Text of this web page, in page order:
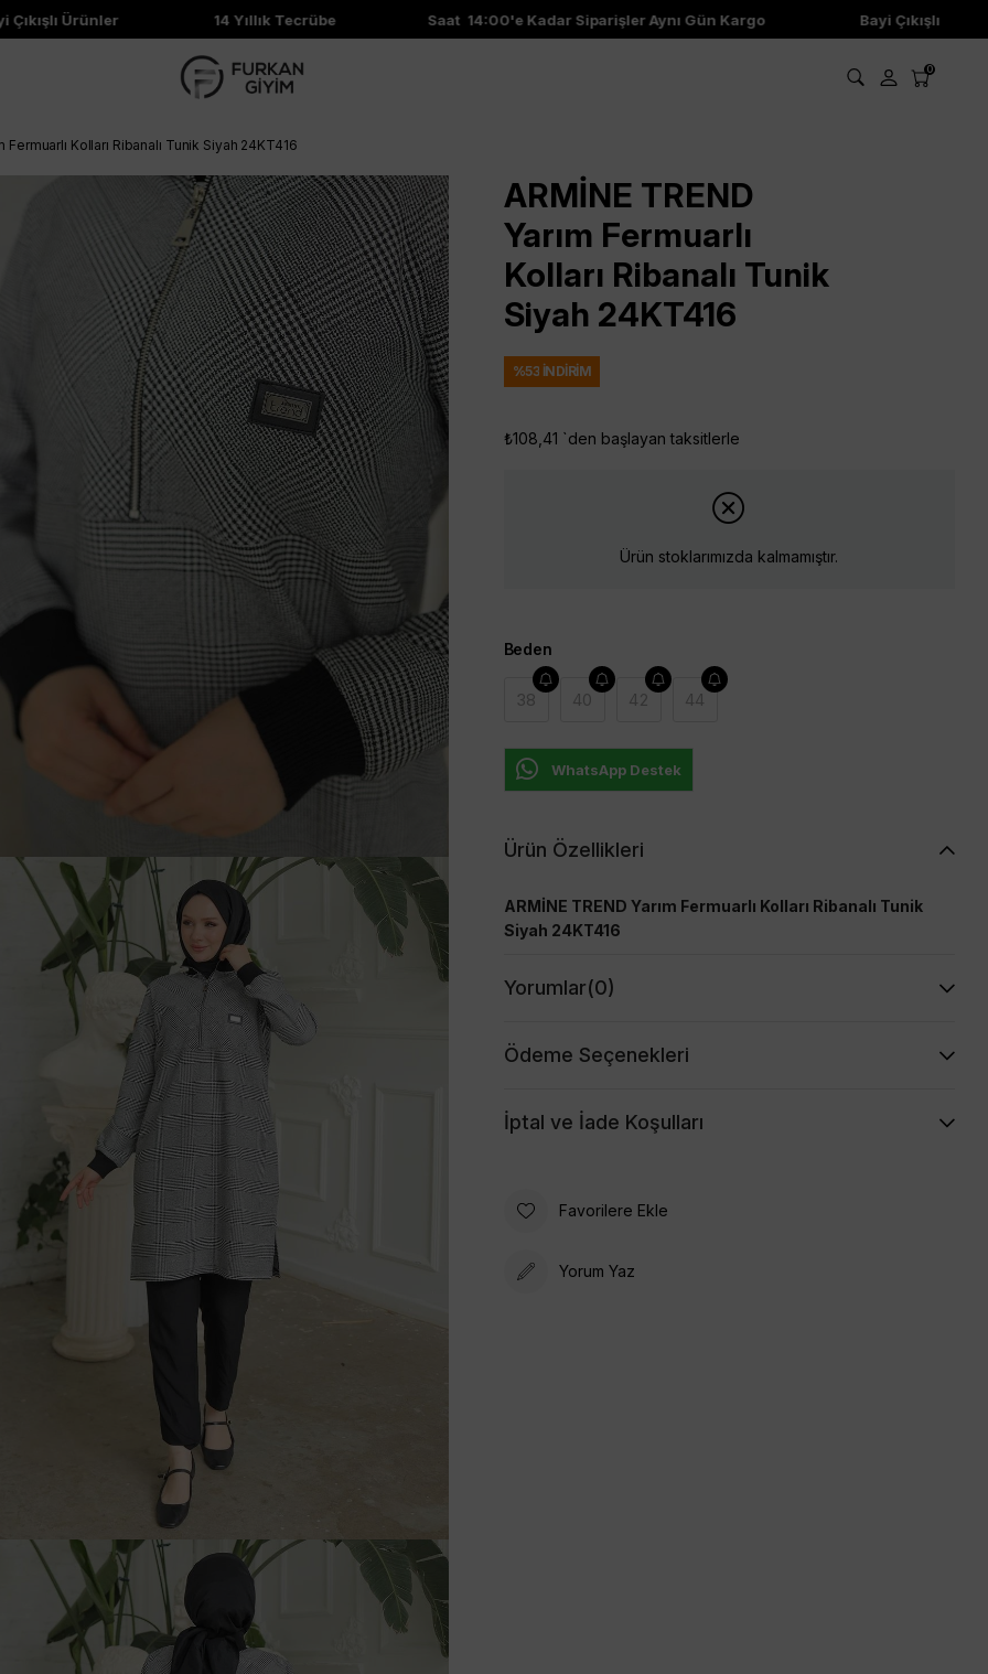
Ürünler 14 Yıllık Tecrübe Saat 14:00'e Kadar Siparişler Aynı Gün Kargo Bayi Çıkışlı Ürünler
0
Fermuarlı Kolları Ribanalı Tunik Siyah 24KT416
ARMİNE TREND
Yarım Fermuarlı
Kolları Ribanalı Tunik
Siyah 24KT416
%53 İNDIRIM
₺108,41 `den başlayan taksitlerle
Ürün stoklarımızda kalmamıştır.
Beden
38 40 42 44
WhatsApp Destek
Ürün Özellikleri
ARMİNE TREND Yarım Fermuarlı Kolları Ribanalı Tunik
Siyah 24KT416
Yorumlar(0)
Ödeme Seçenekleri
İptal ve İade Koşulları
Favorilere Ekle
Yorum Yaz